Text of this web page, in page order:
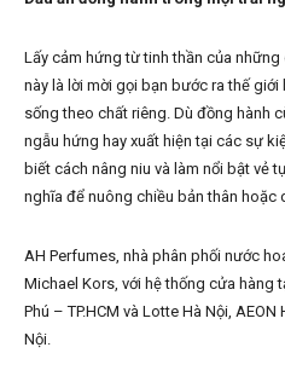
Lấy cảm hứng từ tinh thần của
này là lời mời gọi bạn bước ra thế
sống theo chất riêng. Dù đồng hành
ngẫu hứng hay xuất hiện tại các sự
biết cách nâng niu và làm nổi bật vẻ
nghĩa để nuông chiều bản thân hoặc
AH Perfumes, nhà phân phối nước
Michael Kors, với hệ thống cửa hàng
Phú – TP.HCM và Lotte Hà Nội,
Nội.